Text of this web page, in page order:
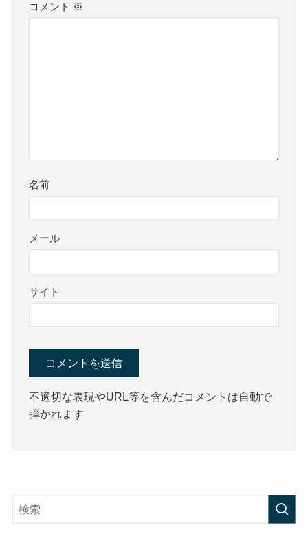
コメント ※
名前
メール
サイト
不適切な表現やURL等を含んだコメントは自動で
弾かれます